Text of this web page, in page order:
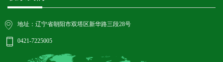
地址：辽宁省朝阳市双塔区新华路三段28号
0421-7225005